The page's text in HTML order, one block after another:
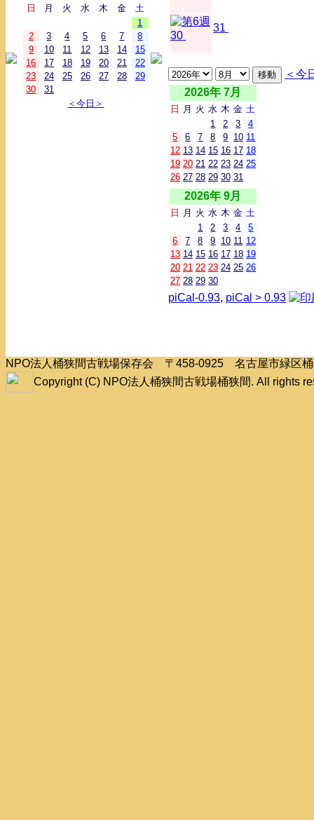
日 月 火 水 木 金
土
1
2
3 4 5 6 7
8
9
10 11 12 13 14
15
16
17 18 19 20 21
22
23
24 25 26 27 28
29
30
31
＜今日＞
30
31
＜今
2026年 7月
日 月 火 水 木 金 土
1
2 3
4
5
6 7 8 9 10 11
12 13 14 15 16 17 18
19 20 21 22 23 24 25
26 27 28 29 30 31
2026年 9月
日 月 火 水 木 金 土
1
2 3 4
5
6
7 8 9 10 11 12
13 14 15 16 17 18 19
20 21 22 23 24 25 26
27 28 29 30
piCal-0.93, piCal > 0.93
NPO法人桶狭間古戦場保存会 〒458-0925 名古屋市緑区
Copyright (C) NPO法人桶狭間古戦場桶狭間. All rights